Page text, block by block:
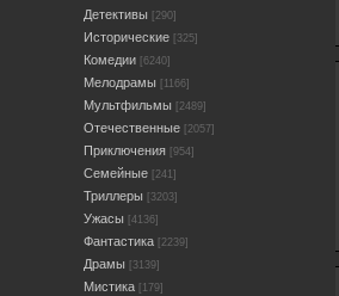
Детективы [290]
Исторические [325]
Комедии [6240]
Мелодрамы [1166]
Мультфильмы [2489]
Отечественные [2057]
Приключения [954]
Семейные [241]
Триллеры [3203]
Ужасы [4136]
Фантастика [2239]
Драмы [3139]
Мистика [179]